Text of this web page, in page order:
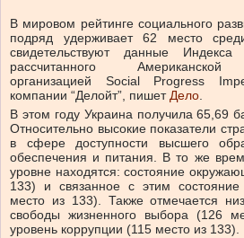
В мировом рейтинге социального
подряд удерживает 62 место
свидетельствуют данные Индекса
рассчитанного Американской
организацией Social Progress
компании “Делойт”, пишетДело.
В этом году Украина получила 65,69
Относительно высокие показатели
в сфере доступности высшего
обеспечения и питания. В то же
уровне находятся: состояние
133) и связанное с этим
место из 133). Также отмечается
свободы жизненного выбора (126
уровень коррупции (115 место из 133).